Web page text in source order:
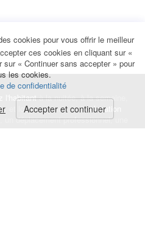
l'habitantà la nuitée, à la semaine,
et longs séjours, unecolocation
déplacement professionnel, une
cookies pour vous offrir le meilleur
ces cookies en cliquant sur «
« Continuer sans accepter » pour
les cookies.
de confidentialité
Accepter et continuer